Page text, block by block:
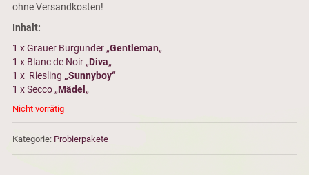
ohne Versandkosten!
Inhalt:
1 x Grauer Burgunder „Gentleman„
1 x Blanc de Noir „Diva„
1 x Riesling „Sunnyboy“
1 x Secco „Mädel „
Nicht vorrätig
Kategorie: Probierpakete